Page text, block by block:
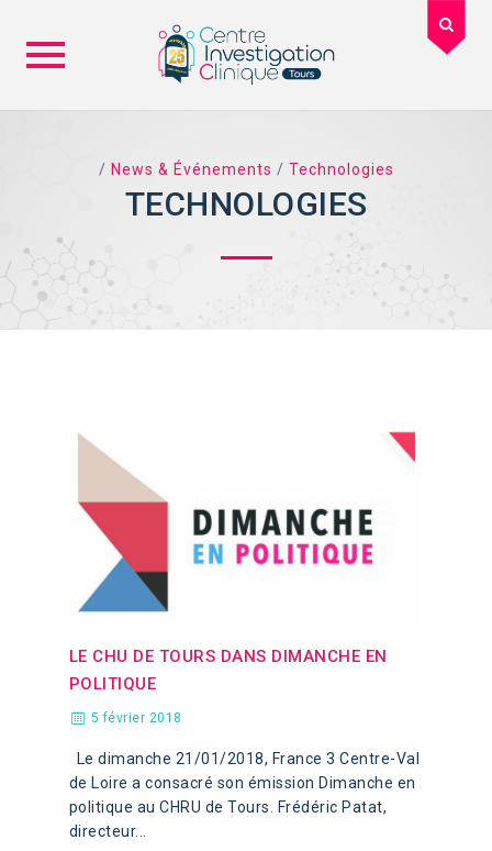
/ News & Événements / Technologies
TAG ARCHIVES:
TECHNOLOGIES
LE CHU DE TOURS DANS DIMANCHE EN
POLITIQUE
5 février 2018
Le dimanche 21/01/2018, France 3 Centre-Val
de Loire a consacré son émission Dimanche en
politique au CHRU de Tours. Frédéric Patat,
directeur...